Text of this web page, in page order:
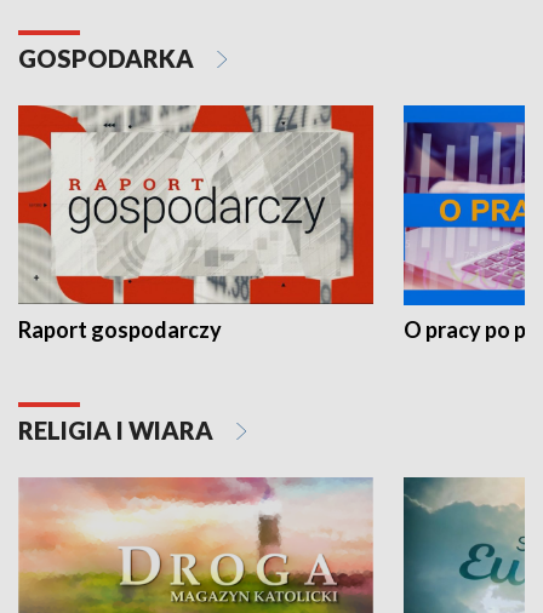
GOSPODARKA
Raport gospodarczy O pracy po
RELIGIA I WIARA